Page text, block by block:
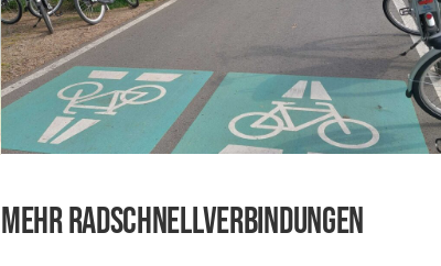
Mehr Rad­schnell­ver­bin­dun­gen